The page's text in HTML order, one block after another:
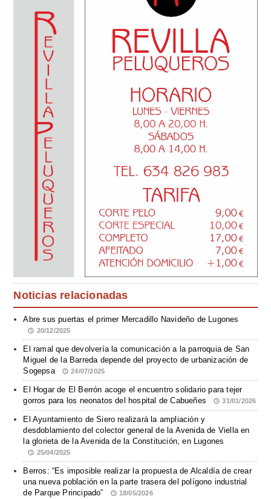
Noticias relacionadas
Abre sus puertas el primer Mercadillo Navideño de Lugones
20/12/2025
El ramal que devolvería la comunicación a la parroquia de San
Miguel de la Barreda depende del proyecto de urbanización de
Sogepsa
24/07/2025
El Hogar de El Berrón acoge el encuentro solidario para tejer
gorros para los neonatos del hospital de Cabueñes
31/01/2026
El Ayuntamiento de Siero realizará la ampliación y
desdoblamiento del colector general de la Avenida de Viella en
la glorieta de la Avenida de la Constitución, en Lugones
25/04/2025
Berros: “Es imposible realizar la propuesta de Alcaldía de crear
una nueva población en la parte trasera del polígono industrial
de Parque Principado”
18/05/2026